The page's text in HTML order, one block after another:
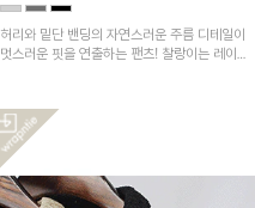
허리와 밑단 밴딩의 자연스러운 주름 디테일이
멋스러운 핏을 연출하는 팬츠! 찰랑이는 레이
기기 좋은 아이템입니다~